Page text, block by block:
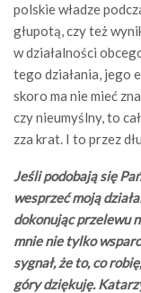
polskie władze
głupotą, czy też
w działalności
tego działania, jego
skoro ma nie mieć
czy nieumyślny, to
zza krat. I to przez
Jeśli podobają się
wesprzeć moją
dokonując przelewu
mnie nie tylko
sygnał, że to, co
góry dziękuję.